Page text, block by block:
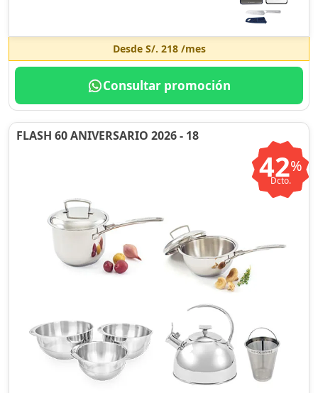
Desde S/. 218/mes
Consultar promoción
FLASH 60 ANIVERSARIO 2026 - 18
42%
Dcto.